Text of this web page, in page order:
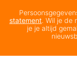
statement. Wil je de
je je altijd